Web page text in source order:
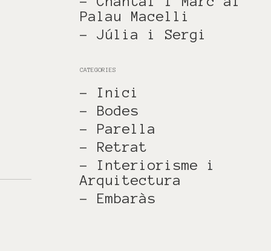
Palau Macelli
- Júlia i Sergi
CATEGORIES
- Inici
- Bodes
- Parella
- Retrat
- Interiorisme i
Arquitectura
- Embaràs